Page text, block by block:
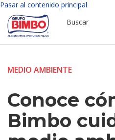
Pasar al contenido principal
Buscar
MEDIO AMBIENTE
Conoce
Bimbo